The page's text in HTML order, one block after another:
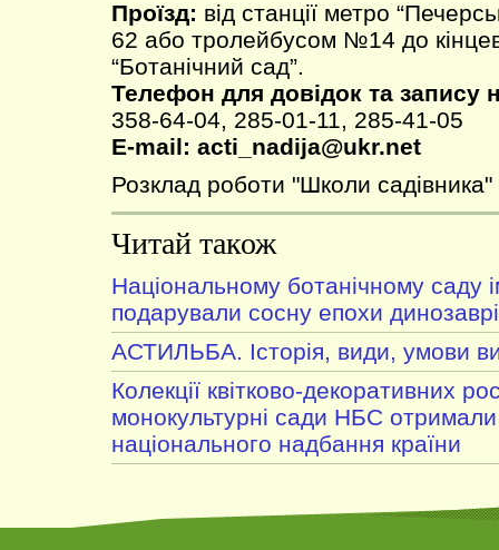
Проїзд: від станції метро
62 або тролейбусом №14 до
“Ботанічний сад”.
Телефон для довідок та запису
358-64-04, 285-01-11, 285-41-05
Е-mail: acti_nadija@ukr.net
Розклад роботи "Школи садівника"
Читай також
Національному ботанічному
подарували сосну епохи
АСТИЛЬБА. Історія, види, умови
Колекції квітково-декоративних
монокультурні сади НБС отримали
національного надбання країни